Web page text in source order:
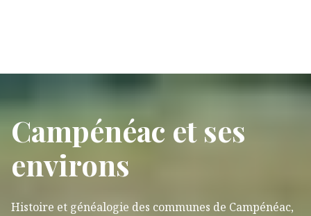
Campénéac et ses
environs
Histoire et généalogie des communes de Campénéac,